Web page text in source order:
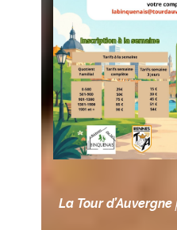
La Tour d’Auvergne